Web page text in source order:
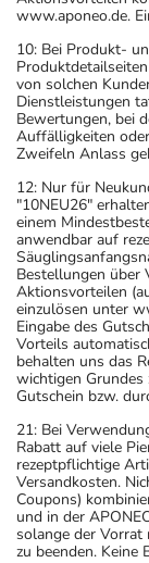
www.aponeo.de.
10: Bei Produkt-
von solchen
Dienstleistungen
Bewertungen, bei
Auffälligkeiten
Zweifeln Anlass
12: Nur für
"10NEU26"
einem
anwendbar auf
Bestellungen über
Aktionsvorteilen
einzulösen unter
Eingabe des
Vorteils
behalten uns das
wichtigen Grundes
Gutschein bzw.
21: Bei
Rabatt auf viele
rezeptpflichtige
Versandkosten.
Coupons)
und in der
solange der
zu beenden. Keine